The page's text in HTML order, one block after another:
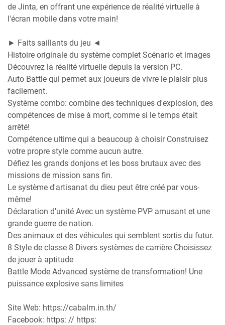
de Jinta, en offrant une expérience de réalité virtuelle à
l'écran mobile dans votre main!
► Faits saillants du jeu ◄
Histoire originale du système complet Scénario et images
Découvrez la réalité virtuelle depuis la version PC.
Auto Battle qui permet aux joueurs de vivre le plaisir plus
facilement.
Système combo: combine des techniques d'explosion, des
compétences de mise à mort, comme si le temps était
arrêté!
Compétence ultime qui a beaucoup à choisir Construisez
votre propre style comme aucun autre.
Défiez les grands donjons et les boss brutaux avec des
missions de mission sans fin.
Le système d'artisanat du dieu peut être créé par vous-
même!
Déclaration d'unité Avec un système PVP amusant et une
grande guerre de nation.
Des animaux et des véhicules qui semblent sortis du futur.
8 Style de classe 8 Divers systèmes de carrière Choisissez
de jouer à aptitude
Battle Mode Advanced système de transformation! Une
puissance explosive sans limites
Site Web: https://cabalm.in.th/
Facebook: https: // https: